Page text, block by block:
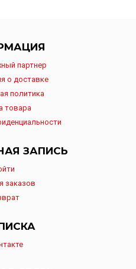
партнер
о доставке
политика
товара
ЗАПИСЬ
заказов